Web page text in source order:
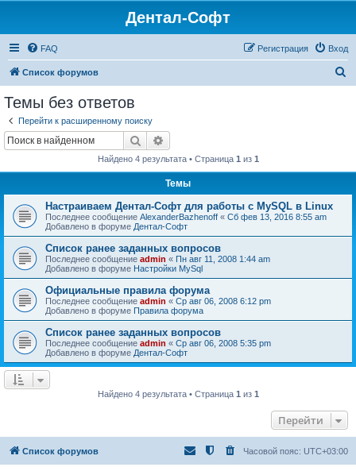
Дентал-Софт
FAQ Вход
Регистрация
Список форумов
Темы без ответов
Перейти к расширенному поиску
Поиск
Найдено 4 результата • Страница 1 из 1
Темы
Настраиваем Дентал-Софт для работы с MySQL в Linux
Последнее сообщение AlexanderBazhenoff « Сб фев 13, 2016 8:55 am
Добавлено в форуме Дентал-Софт
Список ранее заданных вопросов
Последнее сообщение admin « Пн авг 11, 2008 1:44 am
Добавлено в форуме Настройки MySql
Официальные правила форума
Последнее сообщение admin « Ср авг 06, 2008 6:12 pm
Добавлено в форуме Правила форума
Список ранее заданных вопросов
Последнее сообщение admin « Ср авг 06, 2008 5:35 pm
Добавлено в форуме Дентал-Софт
Найдено 4 результата • Страница 1 из 1
Перейти
Список форумов Часовой пояс: UTC+03:00